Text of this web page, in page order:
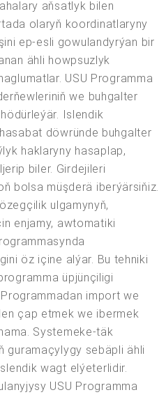
aňsatlyk bilen
olaryň koordinatlaryny
ep-esli gowulandyrýan bir
ähli howpsuzlyk
USU Programma
we buhgalter
Islendik
döwründe buhgalter
haklaryny hasaplap,
biler. Girdejileri
bolsa müşderä iberýärsiňiz.
ulgamynyň,
enjamy, awtomatiki
öz içine alýar. Bu tehniki
üpjünçiligi
import we
çap etmek we ibermek
Systemeke-täk
guramaçylygy sebäpli ähli
wagt elýeterlidir.
USU Programma